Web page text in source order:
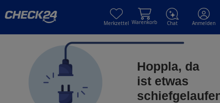
Merkzettel Warenkorb Chat Anmelden
Hoppla, da
ist etwas